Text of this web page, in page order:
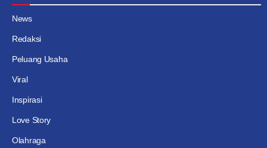
News
Redaksi
Peluang Usaha
Viral
Inspirasi
Love Story
Olahraga